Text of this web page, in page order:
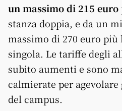
un massimo di 215 euro
stanza doppia, e da un
massimo di 270 euro più
singola. Le tariffe degli
subito aumenti e sono
calmierate per
del campus.